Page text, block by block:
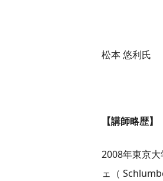
松本 悠利氏
【講師略歴】​
2008年東京
ェ（